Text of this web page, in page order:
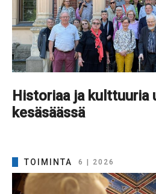
Historiaa ja kulttuuria
kesäsäässä
TOIMINTA 6 | 2026